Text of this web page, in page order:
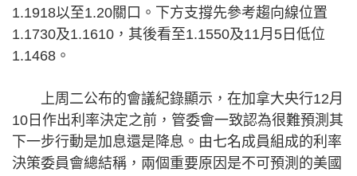
1.1918以至1.20關口。下方支撐先參考趨向線位置
1.1730及1.1610，其後看至1.1550及11月5日低位
1.1468。
上周二公布的會議紀錄顯示，在加拿大央行12月
10日作出利率決定之前，管委會一致認為很難預測其
下一步行動是加息還是降息。由七名成員組成的利率
決策委員會總結稱，兩個重要原因是不可預測的美國